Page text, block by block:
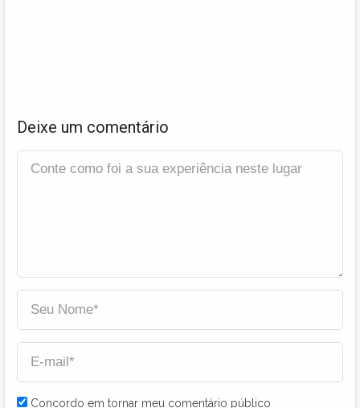
Deixe um comentário
Concordo em tornar meu comentário público